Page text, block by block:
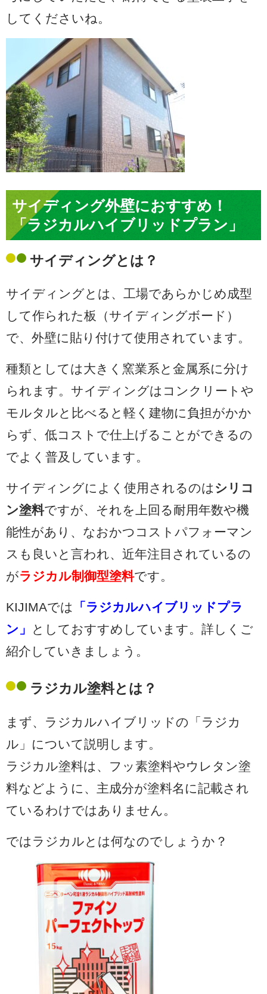
してくださいね。
サイディング外壁におすすめ！
「ラジカルハイブリッドプラン」
サイディングとは？
サイディングとは、工場であらかじめ成型
して作られた板（サイディングボード）
で、外壁に貼り付けて使用されています。
種類としては大きく窯業系と金属系に分け
られます。サイディングはコンクリートや
モルタルと比べると軽く建物に負担がかか
らず、低コストで仕上げることができるの
でよく普及しています。
サイディングによく使用されるのは シリコ
ン塗料ですが、それを上回る耐用年数や機
能性があり、なおかつコストパフォーマン
スも良いと言われ、近年注目されているの
がラジカル制御型塗料です。
KIJIMAでは
「ラジカルハイブリッドプラ
ン」
としておすすめしています。詳しくご
紹介していきましょう。
ラジカル塗料とは？
まず、ラジカルハイブリッドの「 ラジカ
ル」について説明します。
ラジカル塗料は、フッ素塗料やウレタン塗
料などように、主成分が塗料名に記載され
ているわけではありません。
ではラジカルとは何なのでしょうか？